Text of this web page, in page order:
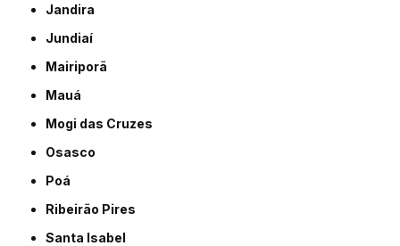
Jandira
Jundiaí
Mairiporã
Mauá
Mogi das Cruzes
Osasco
Poá
Ribeirão Pires
Santa Isabel